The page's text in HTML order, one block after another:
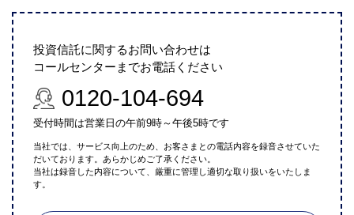
投資信託に関するお問い合わせは
コールセンターまでお電話ください
0120-104-694
受付時間は営業日の午前9時～午後5時です
当社では、サービス向上のため、お客さまとの電話内容を録音させていた
だいております。あらかじめご了承ください。
当社は録音した内容について、厳重に管理し適切な取り扱いをいたしま
す。